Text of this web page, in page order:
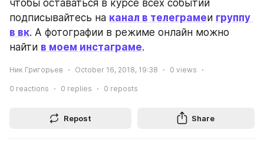
чтобы оставаться в курсе всех событий
подписывайтесь на канал в телеграмеи группу
в вк. А фотографии в режиме онлайн можно
найти в моем инстаграме.
Ник Григорьев October 16, 2018, 19:38 0 views
0 reactions 0 replies 0 reposts
Repost Share